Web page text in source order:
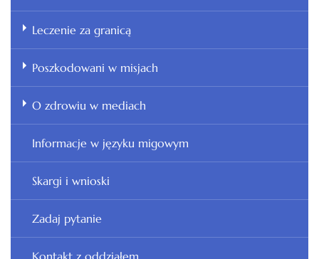
Leczenie za granicą
Poszkodowani w misjach
O zdrowiu w mediach
Informacje w języku migowym
Skargi i wnioski
Zadaj pytanie
Kontakt z oddziałem